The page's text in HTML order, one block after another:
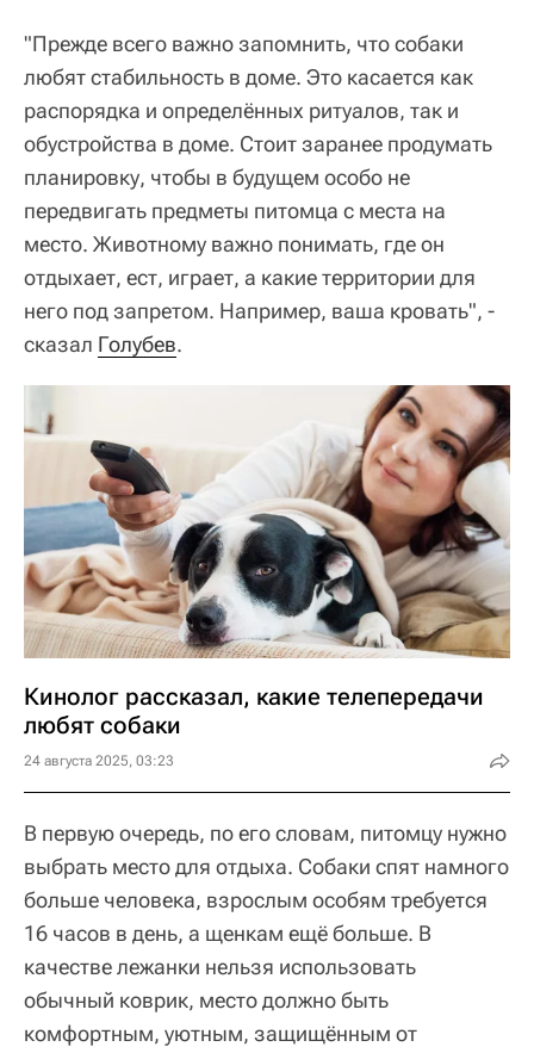
"Прежде всего важно запомнить, что собаки
любят стабильность в доме. Это касается как
распорядка и определённых ритуалов, так и
обустройства в доме. Стоит заранее продумать
планировку, чтобы в будущем особо не
передвигать предметы питомца с места на
место. Животному важно понимать, где он
отдыхает, ест, играет, а какие территории для
него под запретом. Например, ваша кровать", -
сказал Голубев.
Кинолог рассказал, какие телепередачи
любят собаки
24 августа 2025, 03:23
В первую очередь, по его словам, питомцу нужно
выбрать место для отдыха. Собаки спят намного
больше человека, взрослым особям требуется
16 часов в день, а щенкам ещё больше. В
качестве лежанки нельзя использовать
обычный коврик, место должно быть
комфортным, уютным, защищённым от